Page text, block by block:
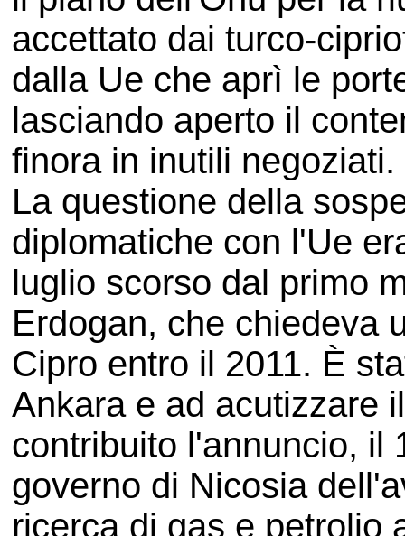
accettato dai turco-
dalla Ue che aprì le
lasciando aperto il
finora in inutili negoziati.
La questione della
diplomatiche con l'Ue
luglio scorso dal primo
Erdogan, che chiedeva
Cipro entro il 2011. È
Ankara e ad acutizzare
contribuito l'annuncio, il
governo di Nicosia
ricerca di gas e petrolio